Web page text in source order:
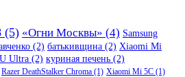
(5) «Огни Москвы» (4) Samsung
(2) батькивщина (2) Xiaomi Mi
Ultra (2) куриная печень (2)
Razer DeathStalker Chroma (1) Xiaomi Mi 5C (1)